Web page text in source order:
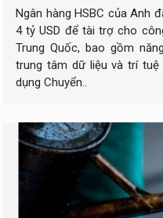
Ngân hàng HSBC của Anh
4 tỷ USD để tài trợ cho
Trung Quốc, bao gồm
trung tâm dữ liệu và trí tuệ
dụng Chuyển..